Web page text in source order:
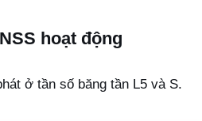
hoạt động
ở tần số băng tần L5 và S.